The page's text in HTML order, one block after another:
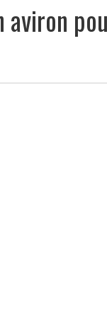
aviron